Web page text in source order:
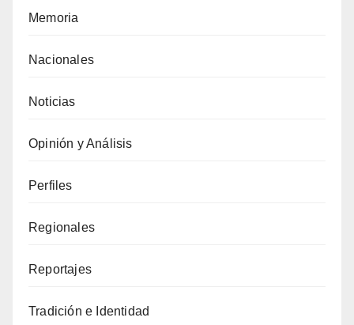
Memoria
Nacionales
Noticias
Opinión y Análisis
Perfiles
Regionales
Reportajes
Tradición e Identidad